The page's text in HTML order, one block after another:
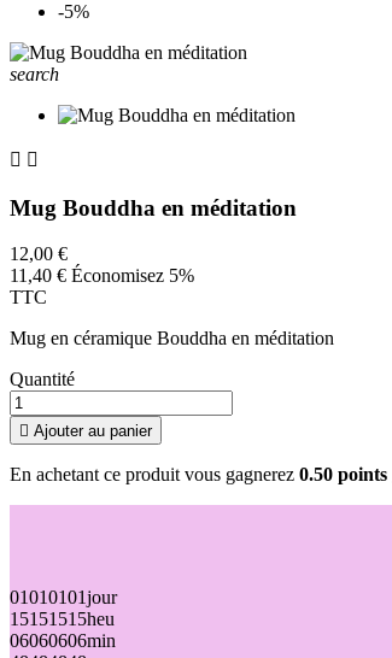
-5%
search
 
Mug Bouddha en méditation
12,00 €
11,40 € Économisez 5%
TTC
Mug en céramique Bouddha en méditation
Quantité
 Ajouter au panier
En achetant ce produit vous gagnerez 0.50 points
01010101jour
15151515heu
06060606min